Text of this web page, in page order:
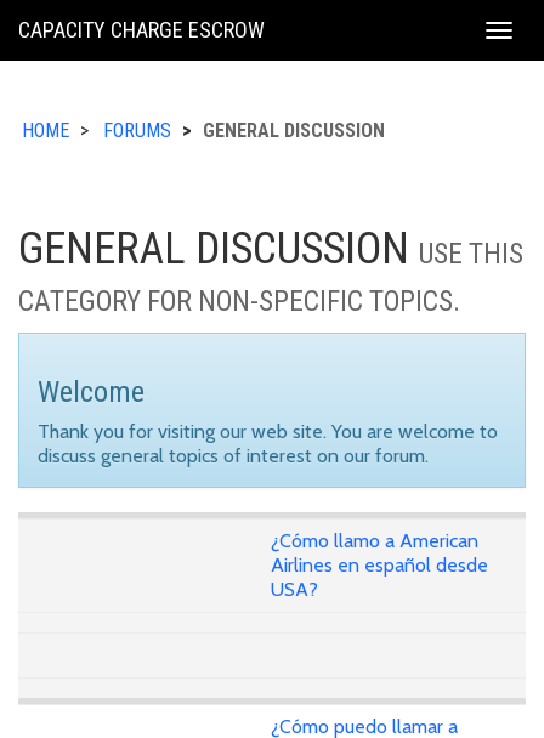
KING
CAPACITY CHARGE ESCROW
HOME FORUMS GENERAL DISCUSSION
GENERAL DISCUSSION USE THIS
CATEGORY FOR NON-SPECIFIC TOPICS.
Welcome
Thank you for visiting our web site. You are welcome to
discuss general topics of interest on our forum.
¿Cómo llamo a American
Airlines en español desde
USA?
¿Cómo puedo llamar a